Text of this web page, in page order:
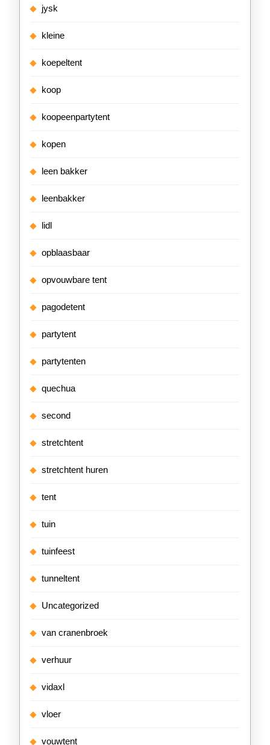
jysk
kleine
koepeltent
koop
koopeenpartytent
kopen
leen bakker
leenbakker
lidl
opblaasbaar
opvouwbare tent
pagodetent
partytent
partytenten
quechua
second
stretchtent
stretchtent huren
tent
tuin
tuinfeest
tunneltent
Uncategorized
van cranenbroek
verhuur
vidaxl
vloer
vouwtent